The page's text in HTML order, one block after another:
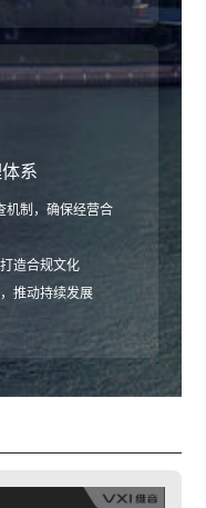
系
机制，确保经营合
造合规文化
推动持续发展